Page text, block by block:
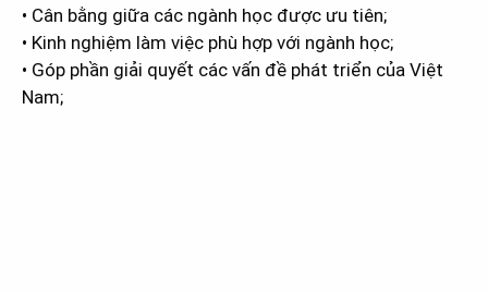
• Cân bằng giữa các ngành học được ưu tiên;
• Kinh nghiệm làm việc phù hợp với ngành học;
• Góp phần giải quyết các vấn đề phát triển của Việt
Nam;